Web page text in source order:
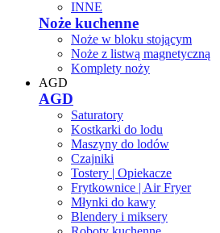
INNE
Noże kuchenne
Noże w bloku stojącym
Noże z listwą magnetyczną
Komplety noży
AGD
AGD
Saturatory
Kostkarki do lodu
Maszyny do lodów
Czajniki
Tostery | Opiekacze
Frytkownice | Air Fryer
Młynki do kawy
Blendery i miksery